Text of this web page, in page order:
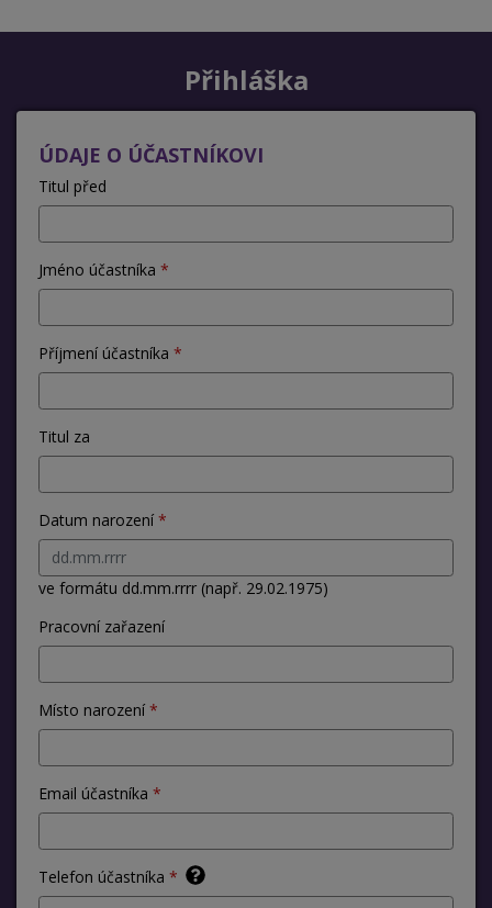
Přihláška
ÚDAJE O ÚČASTNÍKOVI
Titul před
Jméno účastníka
Příjmení účastníka
Titul za
Datum narození
ve formátu dd.mm.rrrr (např. 29.02.1975)
Pracovní zařazení
Místo narození
Email účastníka
Telefon účastníka